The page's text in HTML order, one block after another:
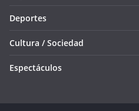
Deportes
Cultura / Sociedad
Espectáculos